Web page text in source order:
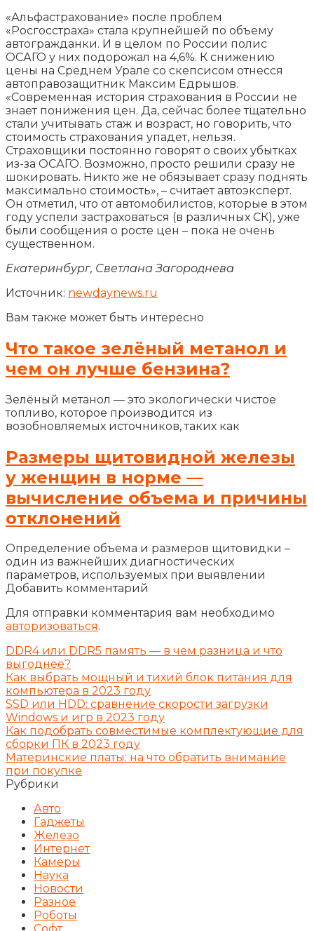
«Альфастрахование» после проблем
«Росгосстраха» стала крупнейшей по объему
автогражданки. И в целом по России полис
ОСАГО у них подорожал на 4,6%. К снижению
цены на Среднем Урале со скепсисом отнесся
автоправозащитник Максим Едрышов.
«Современная история страхования в России не
знает понижения цен. Да, сейчас более тщательно
стали учитывать стаж и возраст, но говорить, что
стоимость страхования упадет, нельзя.
Страховщики постоянно говорят о своих убытках
из-за ОСАГО. Возможно, просто решили сразу не
шокировать. Никто же не обязывает сразу поднять
максимально стоимость», – считает автоэксперт.
Он отметил, что от автомобилистов, которые в этом
году успели застраховаться (в различных СК), уже
были сообщения о росте цен – пока не очень
существенном.
Екатеринбург, Светлана Загороднева
Источник: newdaynews.ru
Вам также может быть интересно
Что такое зелёный метанол и
чем он лучше бензина?
Зелёный метанол — это экологически чистое
топливо, которое производится из
возобновляемых источников, таких как
Размеры щитовидной железы
у женщин в норме —
вычисление объема и причины
отклонений
Определение объема и размеров щитовидки –
один из важнейших диагностических
параметров, используемых при выявлении
Добавить комментарий
Для отправки комментария вам необходимо
авторизоваться.
DDR4 или DDR5 память — в чем разница и что
выгоднее?
Как выбрать мощный и тихий блок питания для
компьютера в 2023 году
SSD или HDD: сравнение скорости загрузки
Windows и игр в 2023 году
Как подобрать совместимые комплектующие для
сборки ПК в 2023 году
Материнские платы: на что обратить внимание
при покупке
Рубрики
Авто
Гаджеты
Железо
Интернет
Камеры
Наука
Новости
Разное
Роботы